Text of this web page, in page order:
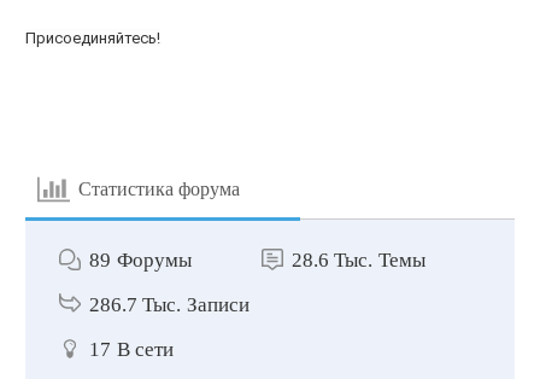
Присоединяйтесь!
Статистика форума
89 Форумы 28.6 Тыс. Темы
286.7 Тыс. Записи
17 В сети